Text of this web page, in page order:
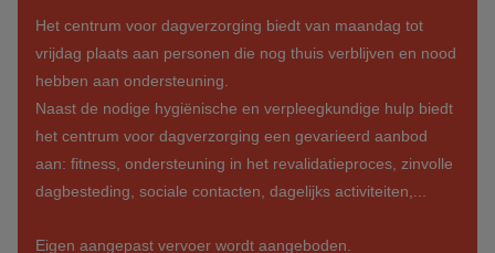
Het centrum voor dagverzorging biedt van maandag tot
vrijdag plaats aan personen die nog thuis verblijven en nood
hebben aan ondersteuning.
Naast de nodige hygiënische en verpleegkundige hulp biedt
het centrum voor dagverzorging een gevarieerd aanbod
aan: fitness, ondersteuning in het revalidatieproces, zinvolle
dagbesteding, sociale contacten, dagelijks activiteiten,...
Eigen aangepast vervoer wordt aangeboden.